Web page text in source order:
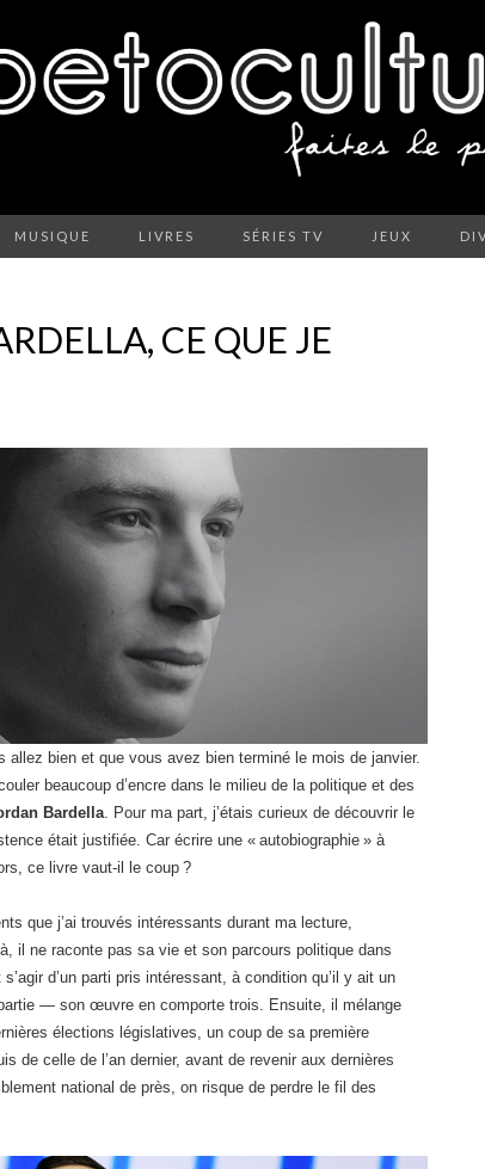
MUSIQUE LIVRES SÉRIES TV JEUX
CE QUE JE
allez bien et que vous avez bien terminé le mois de janvier.
beaucoup d’encre dans le milieu de la politique et des
Bardella . Pour ma part, j’étais curieux de découvrir le
était justifiée. Car écrire une « autobiographie » à
ce livre vaut-il le coup ?
que j’ai trouvés intéressants durant ma lecture,
il ne raconte pas sa vie et son parcours politique dans
d’un parti pris intéressant, à condition qu’il y ait un
— son œuvre en comporte trois. Ensuite, il mélange
élections législatives, un coup de sa première
de celle de l’an dernier, avant de revenir aux dernières
national de près, on risque de perdre le fil des